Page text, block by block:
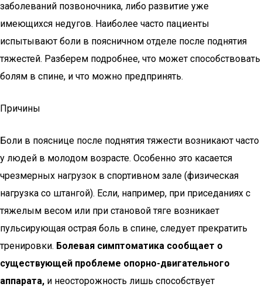
заболеваний позвоночника, либо развитие уже
имеющихся недугов. Наиболее часто пациенты
испытывают боли в поясничном отделе после поднятия
тяжестей. Разберем подробнее, что может способствовать
болям в спине, и что можно предпринять.
Причины
Боли в пояснице после поднятия тяжести возникают часто
у людей в молодом возрасте. Особенно это касается
чрезмерных нагрузок в спортивном зале (физическая
нагрузка со штангой). Если, например, при приседаниях с
тяжелым весом или при становой тяге возникает
пульсирующая острая боль в спине, следует прекратить
тренировки. Болевая симптоматика сообщает о
существующей проблеме опорно-двигательного
аппарата, и неосторожность лишь способствует